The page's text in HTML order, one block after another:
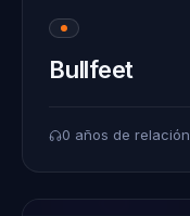
Bullfeet
0 años de relación